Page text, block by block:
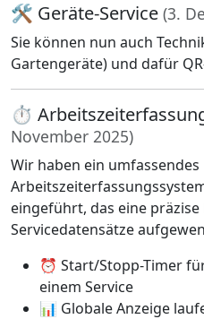
🛠️ Geräte-Service (3.
Sie können nun auch
Gartengeräte) und dafür
⏱️
November 2025)
Wir haben ein umfassendes
eingeführt, das eine
Servicedatensätze
⏰ Start/Stopp-Timer
einem Service
📊 Globale Anzeige